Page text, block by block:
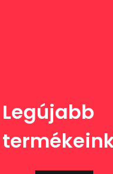
Legújabb